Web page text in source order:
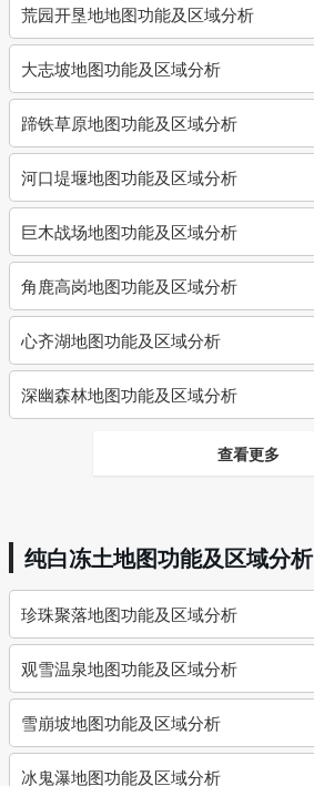
荒园开垦地地图功能及区域分析
大志坡地图功能及区域分析
蹄铁草原地图功能及区域分析
河口堤堰地图功能及区域分析
巨木战场地图功能及区域分析
角鹿高岗地图功能及区域分析
心齐湖地图功能及区域分析
深幽森林地图功能及区域分析
查看更多
纯白冻土地图功能及区域分析
珍珠聚落地图功能及区域分析
观雪温泉地图功能及区域分析
雪崩坡地图功能及区域分析
冰鬼瀑地图功能及区域分析